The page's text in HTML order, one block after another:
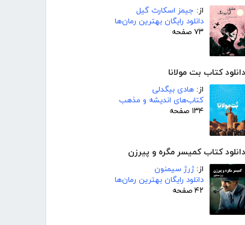
از: جیمز اسکارث گیل
دانلود رایگان بهترین رمان‌ها
۷۳ صفحه
دانلود کتاب بت مولانا
از: هادی بیگدلی
کتاب‌های اندیشه و مذهب
۱۳۴ صفحه
دانلود کتاب کمیسر مگره و پیرزن
از:ژرژ سیمنون
دانلود رایگان بهترین رمان‌ها
۴۲ صفحه